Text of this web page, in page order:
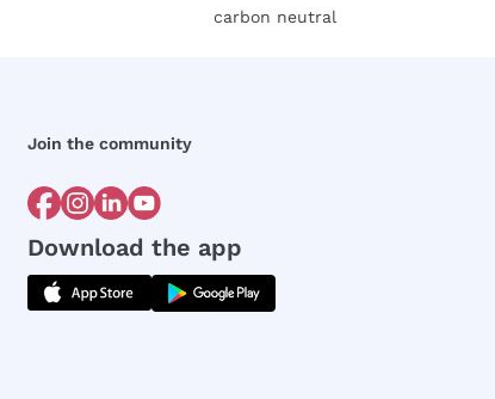
carbon neutral
Join the community
Download the app